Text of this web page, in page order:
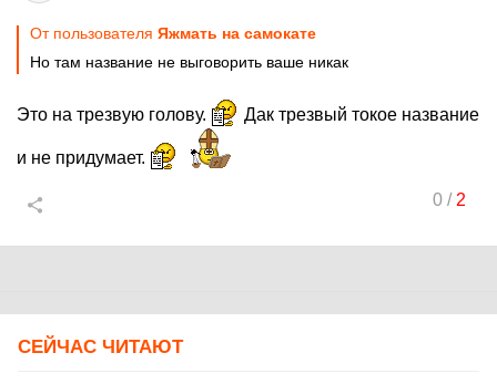
От пользователя Яжмать на самокате
Но там название не выговорить ваше никак
Это на трезвую голову. Дак трезвый токое название
и не придумает.
0/ 2
СЕЙЧАС ЧИТАЮТ